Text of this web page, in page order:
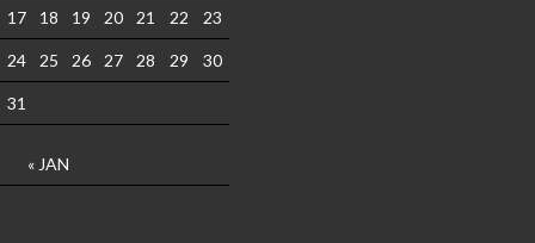
« JAN
17 18 19 20 21 22 23
24 25 26 27 28 29 30
31